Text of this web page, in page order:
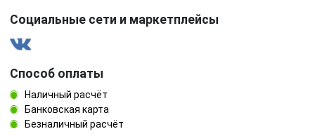
Социальные сети и маркетплейсы
Способ оплаты
Наличный расчёт
Банковская карта
Безналичный расчёт